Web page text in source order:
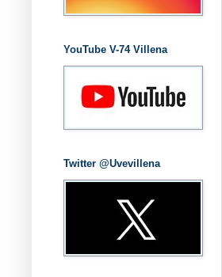
YouTube V-74 Villena
Twitter @Uvevillena